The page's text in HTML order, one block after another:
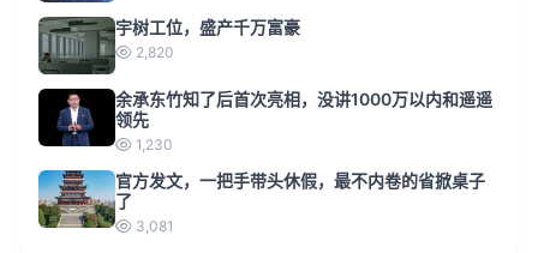
宇树工位，盛产千万富豪
2,820
余承东竹知了后首次亮相，没讲1000万以内和遥遥
领先
1,230
官方发文，一把手带头休假，最不内卷的省掀桌子
了
3,081